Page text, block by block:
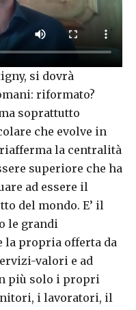
si dovrà
riformato?
soprattutto
che evolve in
la centralità
superiore che ha
ad essere il
del mondo. E’ il
le grandi
la propria offerta da
valori e ad
più solo i propri
i lavoratori, il